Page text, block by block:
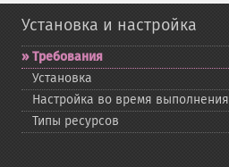
Установка и настройка
Требования
Установка
Настройка во время выполнения
Типы ресурсов